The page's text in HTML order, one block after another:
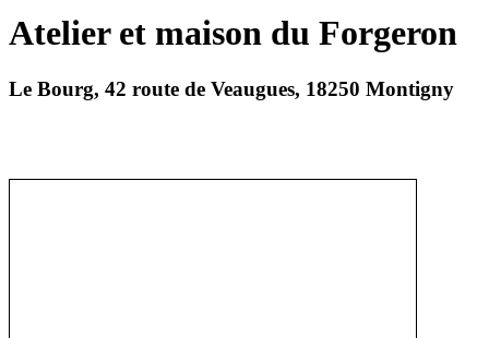
Atelier et maison du Forgeron
Le Bourg, 42 route de Veaugues, 18250 Montigny